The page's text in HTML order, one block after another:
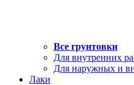
Все грунтовки
Для внутренних
Для наружных и
Лаки